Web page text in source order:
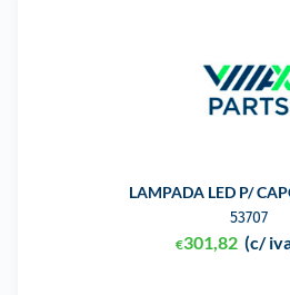
LAMPADA LED P/
53707
€301,82 (c/